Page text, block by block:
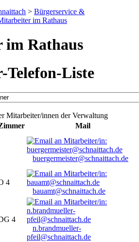
> Bürgerservice &
im Rathaus
Rathaus
Liste
Mitarbeiter/innen der Verwaltung
Mail
buergermeister@schnaittach.de
4
bauamt@schnaittach.de
4
n.brandmueller-
pfeil@schnaittach.de